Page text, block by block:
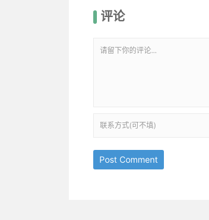
评论
Post Comment